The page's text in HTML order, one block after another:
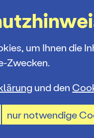
Spielplan
Ticketkauf
Ensemble
um Ihnen die
Zwecken.
und den
nur notwendige